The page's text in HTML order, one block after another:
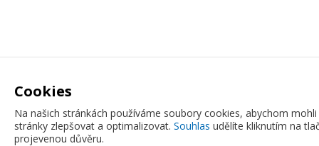
Cookies
Na našich stránkách používáme soubory cookies, abychom
stránky zlepšovat a optimalizovat. Souhlas udělíte kliknutím na
projevenou důvěru.